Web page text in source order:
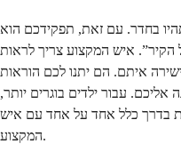
בחדר. עם זאת, תפקידכם הוא
הקיר”. איש המקצוע צריך לראות
איתם. הם יתנו לכם הוראות
אליכם. עבור ילדים בוגרים יותר,
בדרך כלל אחד על אחד עם איש
המקצוע.